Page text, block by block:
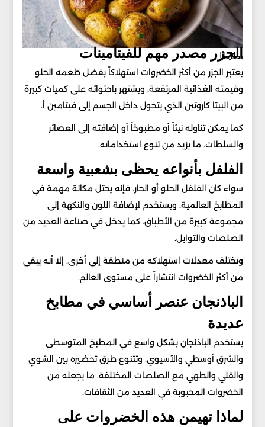
بطاطا
الجزر مصدر مهم للفيتامينات
يعتبر الجزر من أكثر الخضروات استهلاكاً بفضل طعمه الحلو
وقيمته الغذائية المرتفعة. ويشتهر باحتوائه على كميات كبيرة
من البيتا كاروتين الذي يتحول داخل الجسم إلى فيتامين أ.
كما يمكن تناوله نيئاً أو مطبوخاً أو إضافته إلى العصائر
والسلطات. ما يزيد من تنوع استخداماته.
الفلفل بأنواعه يحظى بشعبية واسعة
سواء كان الفلفل الحلو أو الحار. فإنه يحتل مكانة مهمة في
المطابخ العالمية. ويستخدم لإضافة اللون والنكهة إلى
مجموعة كبيرة من الأطباق. كما يدخل في صناعة العديد من
الصلصات والتوابل.
وتختلف معدلات استهلاكه من منطقة إلى أخرى. إلا أنه يبقى
من أكثر الخضروات انتشاراً على مستوى العالم.
الباذنجان عنصر أساسي في مطابخ
عديدة
يستخدم الباذنجان بشكل واسع في المطبخ المتوسطي
والشرق أوسطي والآسيوي. وتتنوع طرق تحضيره بين الشوي
والقلي والطهي مع الصلصات المختلفة. ما يجعله من
الخضروات المحبوبة في العديد من الثقافات.
لماذا تهيمن هذه الخضروات على